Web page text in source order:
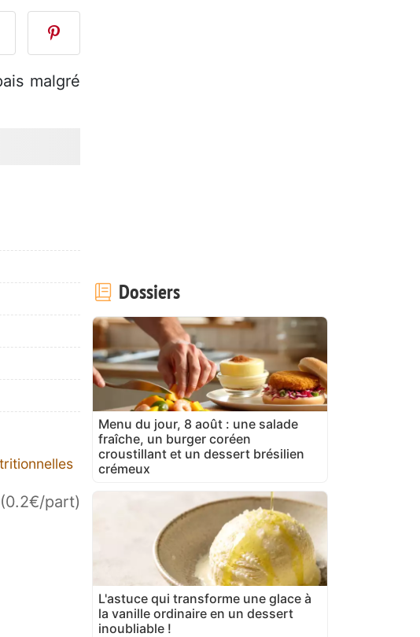
malgré
(0.2€/part)
Dossiers
Menu du jour, 8 août : une salade
fraîche, un burger coréen
croustillant et un dessert brésilien
crémeux
L'astuce qui transforme une glace à
la vanille ordinaire en un dessert
inoubliable !